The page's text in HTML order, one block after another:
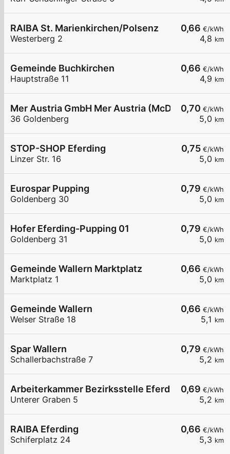
0,66 €/kWh
4,8 km
RAIBA St. Marienkirchen/Polsenz
Westerberg 2
0,66 €/kWh
4,9 km
Gemeinde Buchkirchen
Hauptstraße 11
0,70 €/kWh
5,0 km
Mer Austria GmbH Mer Austria (McD) - Eferding
36 Goldenberg
0,75 €/kWh
5,0 km
STOP-SHOP Eferding
Linzer Str. 16
0,79 €/kWh
5,0 km
Eurospar Pupping
Goldenberg 30
0,79 €/kWh
5,0 km
Hofer Eferding-Pupping 01
Goldenberg 31
0,66 €/kWh
5,0 km
Gemeinde Wallern Marktplatz
Marktplatz 1
0,66 €/kWh
5,1 km
Gemeinde Wallern
Welser Straße 18
0,79 €/kWh
5,2 km
Spar Wallern
Schallerbachstraße 7
0,69 €/kWh
5,2 km
Arbeiterkammer Bezirksstelle Eferding
Unterer Graben 5
0,66 €/kWh
5,3 km
RAIBA Eferding
Schiferplatz 24